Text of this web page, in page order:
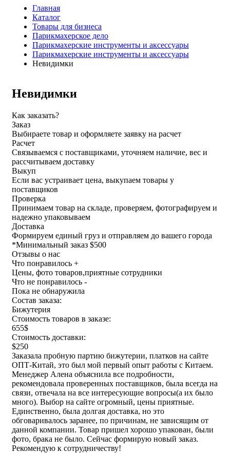
Главная
Каталог
Товары для бизнеса
Парикмахерское дело
Парикмахерские инструменты и аксессуары
Парикмахерские инструменты и аксессуары
Невидимки
Невидимки
Как заказать?
Заказ
Выбираете товар и оформляете заявку на расчет
Расчет
Связываемся с поставщиками, уточняем наличие, вес и
рассчитываем доставку
Выкуп
Если вас устраивает цена, выкупаем товары у
поставщиков
Проверка
Принимаем товар на складе, проверяем, фотографируем и
надежно упаковываем
Доставка
Формируем единый груз и отправляем до вашего города
*Минимальный заказ $500
Отзывы о нас
Что понравилось +
Цены, фото товаров,приятные сотрудники
Что не понравилось -
Пока не обнаружила
Состав заказа:
Бижутерия
Стоимость товаров в заказе:
655$
Стоимость доставки:
$250
Заказала пробную партию бижутерии, платков на сайте
ОПТ-Китай, это был мой первый опыт работы с Китаем.
Менеджер Алена объяснила все подробности,
рекомендовала проверенных поставщиков, была всегда на
связи, отвечала на все интересующие вопросы(а их было
много). Выбор на сайте огромный, цены приятные.
Единственно, была долгая доставка, но это
обговаривалось заранее, по причинам, не зависящим от
данной компании. Товар пришел хорошо упакован, были
фото, брака не было. Сейчас формирую новый заказ.
Рекомендую к сотрудничеству!